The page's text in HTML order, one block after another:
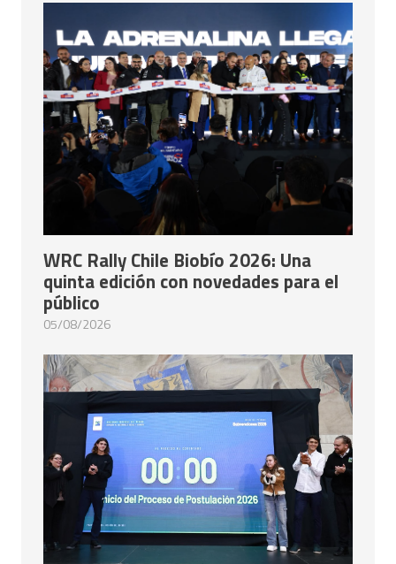
WRC Rally Chile Biobío 2026: Una
quinta edición con novedades para el
público
05/08/2026